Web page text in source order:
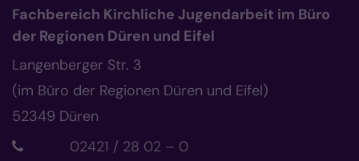
Fachbereich Kirchliche Jugendarbeit im Büro
der Regionen Düren und Eifel
Langenberger Str. 3
(im Büro der Regionen Düren und Eifel)
52349 Düren
02421 / 28 02 – 0